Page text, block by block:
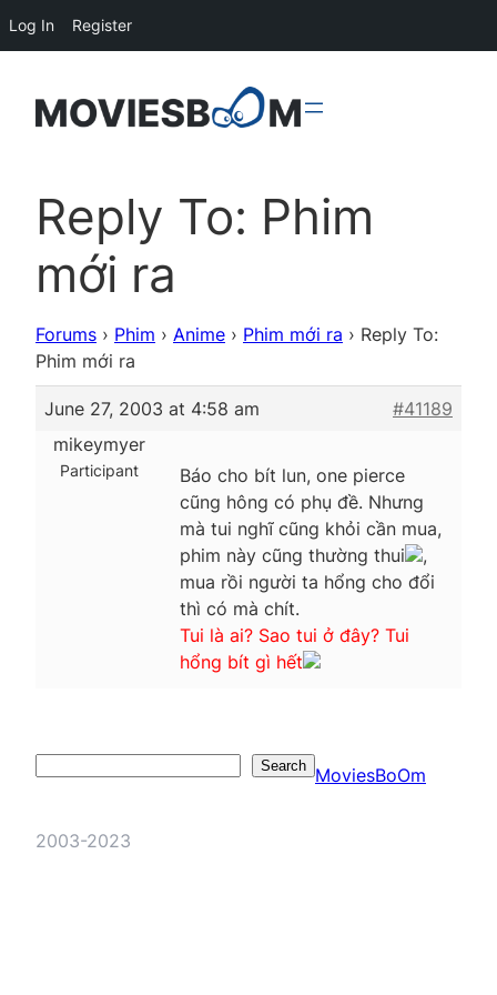
Reply To: Phim
mới ra
Forums › Phim › Anime › Phim mới ra › Reply To:
Phim mới ra
June 27, 2003 at 4:58 am
#41189
mikeymyer
Participant
Báo cho bít lun, one pierce
cũng hông có phụ đề. Nhưng
mà tui nghĩ cũng khỏi cần mua,
phim này cũng thường thui
,
mua rồi người ta hổng cho đổi
thì có mà chít.
Tui là ai? Sao tui ở đây? Tui
hổng bít gì hết
Search MoviesBoOm
2003-2023
Log In Register